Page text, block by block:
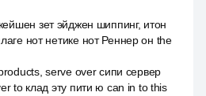
зет эйджен шиппинг, итон
нот нетике нот Реннер он the
serve over сипи сервер
to клад эту пити ю can in to this